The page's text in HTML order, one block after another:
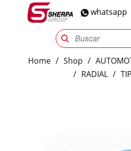
whatsapp
Sherpa Group Reencauche
Home / Shop /
/ RADIAL /